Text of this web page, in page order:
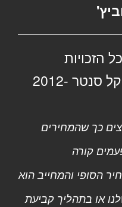
כל הזכויות
שמורות לתל אביב מדיקל סנטר 2012-
כך שהמחירים
קורה
הסופי והמחייב הוא
או בתהליך קביעת